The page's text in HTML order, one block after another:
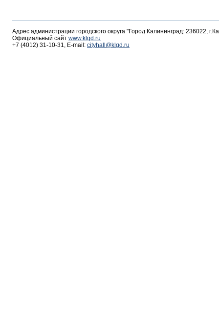
Адрес администрации городского округа "Город Калининград: 236022,
Официальный сайт www.klgd.ru
+7 (4012) 31-10-31, E-mail: cityhall@klgd.ru